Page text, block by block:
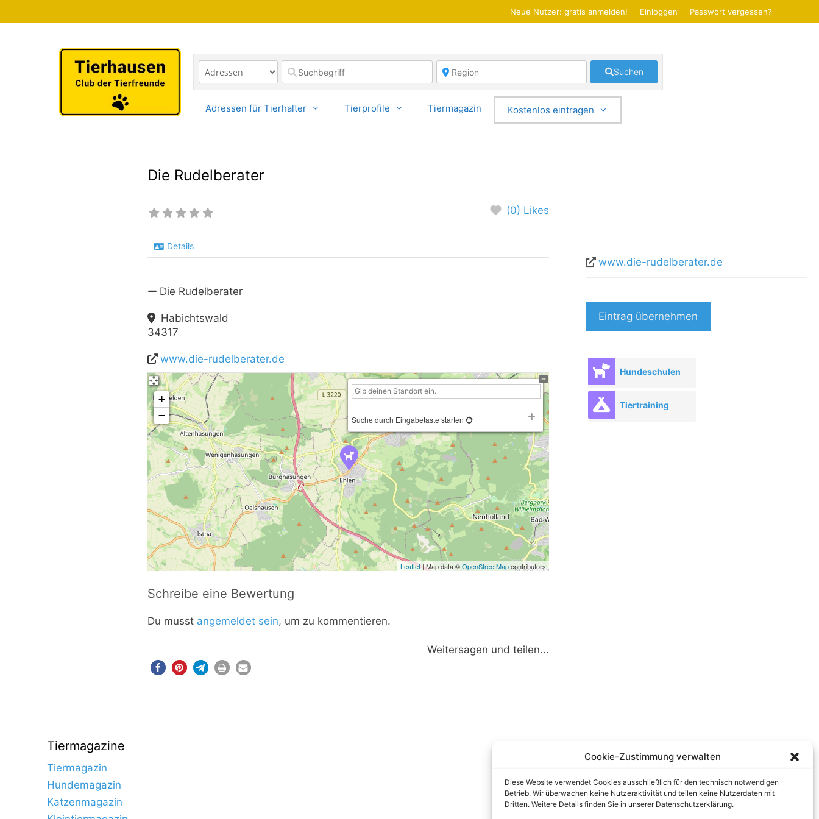
Cookie-Zustimmung verwalten
Diese Website verwendet Cookies ausschließlich für den technisch notwendigen
Betrieb. Wir überwachen keine Nutzeraktivität und teilen keine Nutzerdaten mit
Dritten. Weitere Details finden Sie in unserer Datenschutzerklärung.
Inhalt
Neue Nutzer: gratis anmelden! Einloggen Passwort vergessen?
Suchen
Adressen für Tierhalter Tierprofile Tiermagazin Kostenlos eintragen
Die Rudelberater
(0) Likes
Details
Die Rudelberater
Habichtswald
34317
www.die-rudelberater.de
+
−
Suche durch Eingabetaste starten
Leaflet| Map data ©OpenStreetMapcontributors
Schreibe eine Bewertung
Du musst angemeldet sein, um zu kommentieren.
Weitersagen und teilen...
www.die-rudelberater.de
Eintrag übernehmen
Hundeschulen
Tiertraining
Tiermagazine
Tiermagazin
Hundemagazin
Katzenmagazin